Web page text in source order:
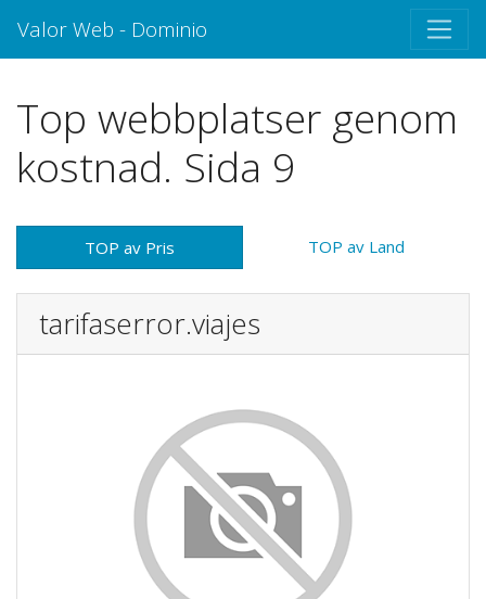
Valor Web - Dominio
Top webbplatser genom
kostnad. Sida 9
TOP av Pris TOP av Land
tarifaserror.viajes